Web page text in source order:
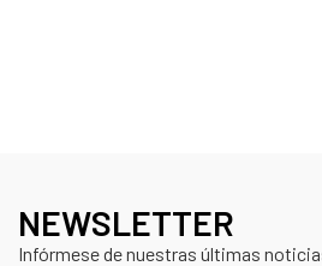
NEWSLETTER
Infórmese de nuestras últimas